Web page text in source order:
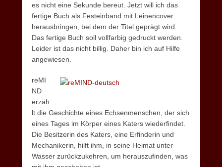
es nicht eine Sekunde bereut. Jetzt will ich das
fertige Buch als Festeinband mit Leinencover
herausbringen, bei dem der Titel geprägt wird.
Das fertige Buch soll vollfarbig gedruckt werden.
Leider ist das nicht billig. Daher bin ich auf Hilfe
angewiesen.
reMI
ND
erzäh
lt die Geschichte eines Echsenmenschen, der sich
eines Tages im Körper eines Katers wiederfindet.
Die Besitzerin des Katers, eine Erfinderin und
Mechanikerin, hilft ihm, in seine Heimat unter
Wasser zurückzukehren, um herauszufinden, was